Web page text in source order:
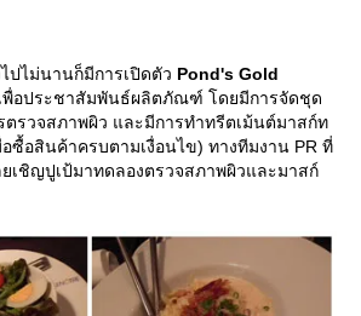
ปไม่นานก็มีการเปิดตัว Pond's Gold
พื่อประชาสัมพันธ์ผลิตภัณฑ์ โดยมีการจัดชุด
วจสภาพผิว และมีการทำทรีตเม้นต์มาสก์ท
ซื้อสินค้าครบตามเงื่อนไข) ทางทีมงาน PR ที่
ยเชิญปูเป้มาทดลองตรวจสภาพผิวและมาสก์